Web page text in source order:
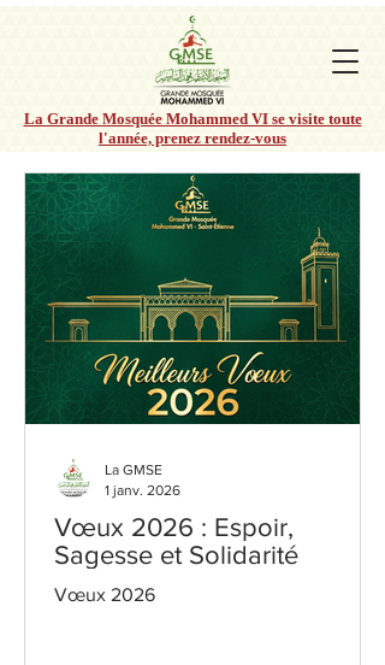
La Grande Mosquée Mohammed VI se visite toute
l'année, prenez rendez-vous
Vœux 2026 : Espoir,
Sagesse et Solidarité
Vœux 2026
La GMSE
1 janv. 2026